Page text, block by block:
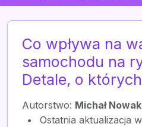
Co wpływa na
samochodu na
Detale, o
Autorstwo: Michał Nowak
•
Ostatnia aktualizacja